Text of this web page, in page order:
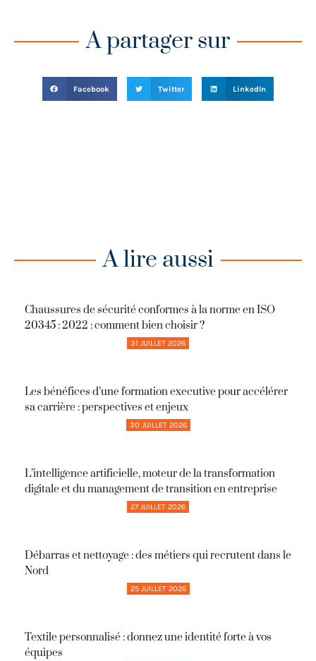
A partager sur
Facebook Twitter LinkedIn
A lire aussi
Chaussures de sécurité conformes à la norme en ISO
20345 : 2022 : comment bien choisir ?
31 JUILLET 2026
Les bénéfices d’une formation executive pour accélérer
sa carrière : perspectives et enjeux
30 JUILLET 2026
L’intelligence artificielle, moteur de la transformation
digitale et du management de transition en entreprise
27 JUILLET 2026
Débarras et nettoyage : des métiers qui recrutent dans le
Nord
25 JUILLET 2026
Textile personnalisé : donnez une identité forte à vos
équipes